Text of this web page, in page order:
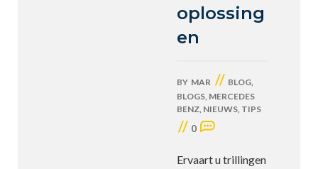
oplossing
en
BY MAR // BLOG,
BLOGS, MERCEDES
BENZ, NIEUWS, TIPS
// 0
Ervaart u trillingen